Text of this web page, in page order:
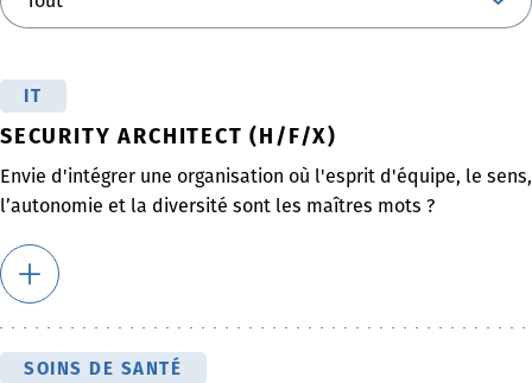
IT
SECURITY ARCHITECT (H/F/X)
Envie d'intégrer une organisation où l'esprit d'équipe, le sens,
l’autonomie et la diversité sont les maîtres mots ?
SOINS DE SANTÉ